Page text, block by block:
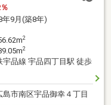
年9月(築8年)
2
2
宇品線 宇品四丁目駅 徒歩
島市南区宇品御幸４丁目